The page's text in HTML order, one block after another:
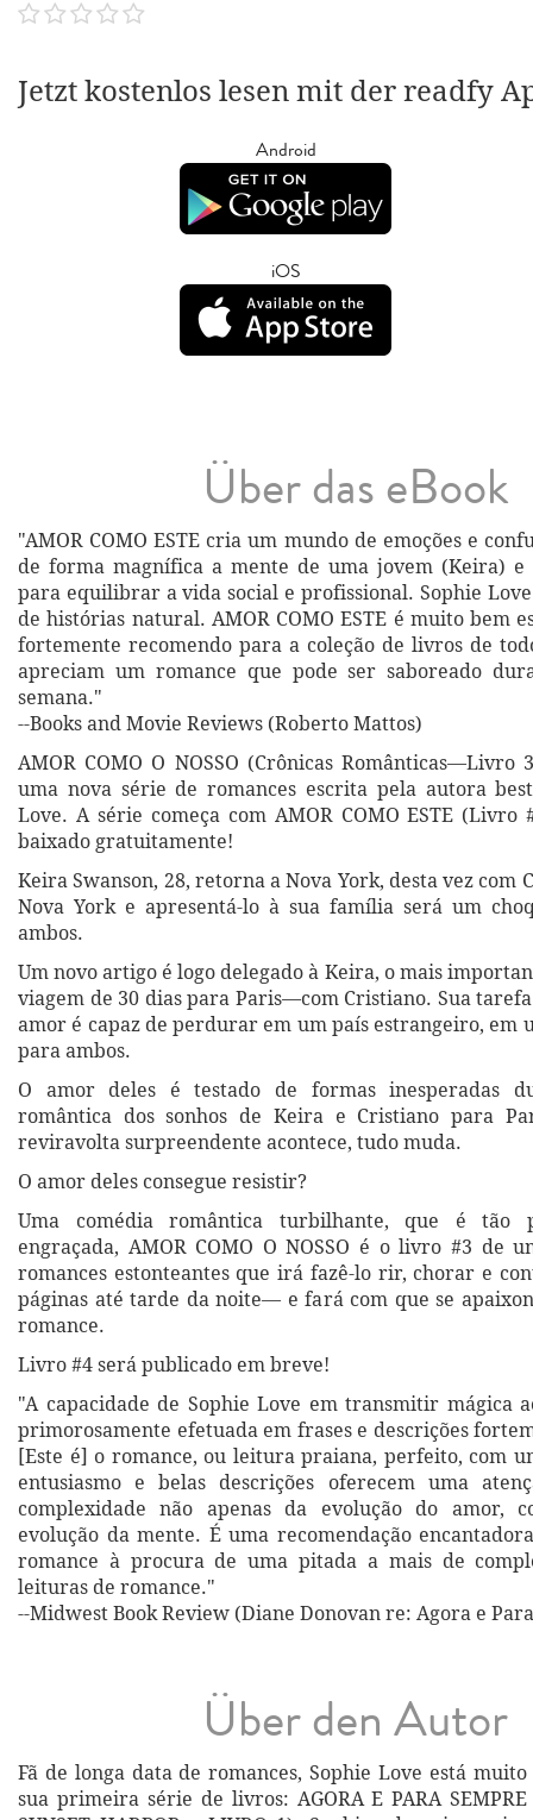
Jetzt kostenlos lesen mit der readfy
Android
iOS
Über das eBook
"AMOR COMO ESTE cria um mundo de emoções e
de forma magnífica a mente de uma jovem (Keira) e
para equilibrar a vida social e profissional. Sophie
de histórias natural. AMOR COMO ESTE é muito bem
fortemente recomendo para a coleção de livros de
apreciam um romance que pode ser saboreado
semana."
--Books and Movie Reviews (Roberto Mattos)
AMOR COMO O NOSSO (Crônicas
uma nova série de romances escrita pela autora
Love. A série começa com AMOR COMO ESTE (Livro
baixado gratuitamente!
Keira Swanson, 28, retorna a Nova York, desta vez com
Nova York e apresentá-lo à sua família será um
ambos.
Um novo artigo é logo delegado à Keira, o mais
viagem de 30 dias para Paris—com Cristiano. Sua
amor é capaz de perdurar em um país estrangeiro, em
para ambos.
O amor deles é testado de formas inesperadas
romântica dos sonhos de Keira e Cristiano para
reviravolta surpreendente acontece, tudo muda.
O amor deles consegue resistir?
Uma comédia romântica turbilhante, que é tão
engraçada, AMOR COMO O NOSSO é o livro #3 de
romances estonteantes que irá fazê-lo rir, chorar e
páginas até tarde da noite— e fará com que se
romance.
Livro #4 será publicado em breve!
"A capacidade de Sophie Love em transmitir mágica
primorosamente efetuada em frases e descrições
[Este é] o romance, ou leitura praiana, perfeito, com
entusiasmo e belas descrições oferecem uma
complexidade não apenas da evolução do amor,
evolução da mente. É uma recomendação
romance à procura de uma pitada a mais de
leituras de romance."
--Midwest Book Review (Diane Donovan re: Agora e
Über den Autor
Fã de longa data de romances, Sophie Love está
sua primeira série de livros: AGORA E PARA SEMPRE